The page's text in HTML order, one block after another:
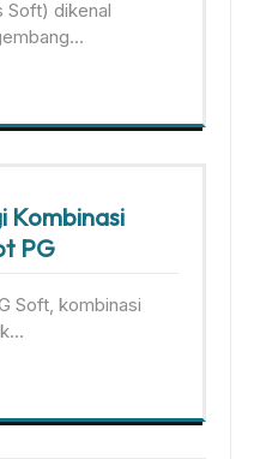
Soft) dikenal
Kombinasi
PG
Soft, kombinasi